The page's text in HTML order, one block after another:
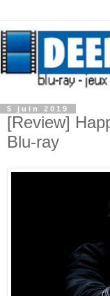
5 juin 2019
[Review]
Blu-ray